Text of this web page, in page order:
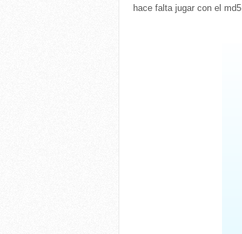
hace falta jugar con el md5.